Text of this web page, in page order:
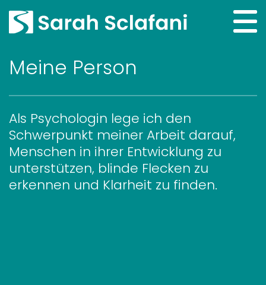
Meine Person
Als Psychologin lege ich den
Schwerpunkt meiner Arbeit darauf,
Menschen in ihrer Entwicklung zu
unterstützen, blinde Flecken zu
erkennen und Klarheit zu finden.